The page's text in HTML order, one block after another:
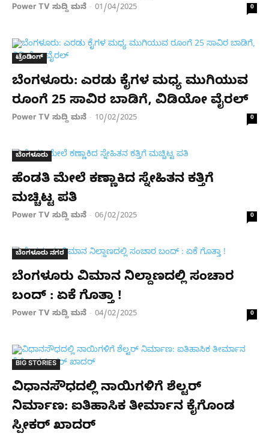
Power TV ಸುದ್ದಿ ಮನೆ - 01/04/2025 0
ಟ್ರೆಂಡಿಂಗ್
ಬೆಂಗಳೂರು: ಎರಡು ಕೈಗಳ ಮಧ್ಯ ಮುಗಿಯುವ
ರೂಂಗೆ 25 ಸಾವಿರ ಬಾಡಿಗೆ, ವಿಡಿಯೋ ವೈರಲ್​
Power TV ಸುದ್ದಿ ಮನೆ - 10/02/2025 0
ಬೆಂಗಳೂರು
ಹೆಂಡತಿ ಮೇಲೆ ಕಣ್ಣಾಕಿದ ಸ್ನೇಹಿತನ ಕತ್ತಿಗೆ
ಮಚ್ಚಿಟ್ಟ ಪತಿ
Power TV ಸುದ್ದಿ ಮನೆ - 06/02/2025 0
ಬೆಂಗಳೂರು ನಗರ
ಬೆಂಗಳೂರು ವಿಮಾನ ನಿಲ್ದಾಣದಲ್ಲಿ ಸಂಚಾರ
ಬಂದ್ : ಏಕೆ ಗೊತ್ತಾ !
Power TV ಸುದ್ದಿ ಮನೆ - 04/02/2025 0
BIG STORIES
ವಿಧಾನಸೌಧದಲ್ಲಿ ನಾಯಿಗಳಿಗೆ ಶೆಲ್ಟರ್​
ನಿರ್ಮಾಣ: ಐತಿಹಾಸಿಕ ತೀರ್ಮಾನ ಕೈಗೊಂಡ
ಸ್ಪೀಕರ್​ ಖಾದರ್​